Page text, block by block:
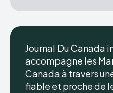
Journal Du Canada
accompagne les
Canada à travers
fiable et proche de